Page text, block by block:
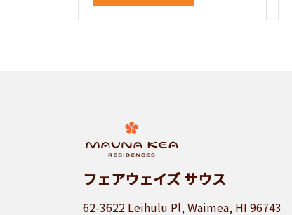
フェアウェイズ サウス
62-3622 Leihulu Pl, Waimea, HI 96743